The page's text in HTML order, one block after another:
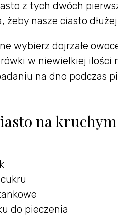
z tych dwóch
żeby nasze ciasto
wybierz dojrzałe
w niewielkiej
na dno podczas
na
do pieczenia